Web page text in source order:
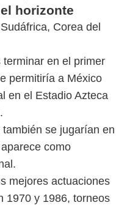
horizonte
Corea del
en el primer
permitiría a México
en el Estadio Azteca
se jugarían en
como
mejores actuaciones
1970 y 1986, torneos